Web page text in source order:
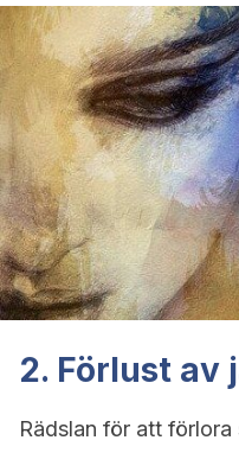
2. Förlust av
Rädslan för att